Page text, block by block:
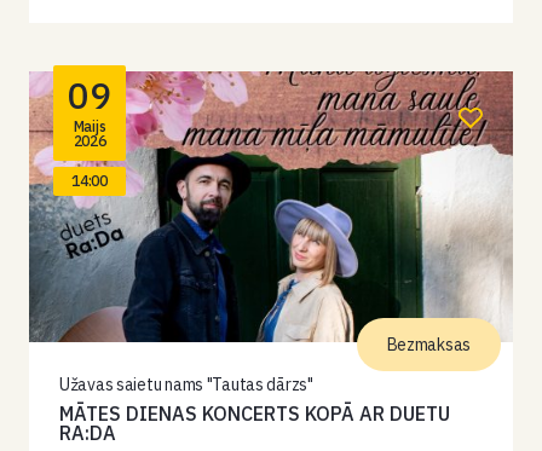
09
Maijs
2026
14:00
Užavas saietu nams "Tautas dārzs"
MĀTES DIENAS KONCERTS KOPĀ AR DUETU
RA:DA
Bezmaksas